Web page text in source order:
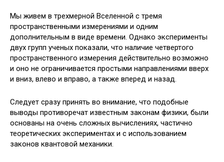
Мы живем в трехмерной Вселенной с тремя
пространственными измерениями и одним
дополнительным в виде времени. Однако эксперименты
двух групп ученых показали, что наличие четвертого
пространственного измерения действительно возможно
и оно не ограничивается простыми направлениями вверх
и вниз, влево и вправо, а также вперед и назад.
Следует сразу принять во внимание, что подобные
выводы противоречат известным законам физики, были
основаны на очень сложных вычислениях, частично
теоретических экспериментах и с использованием
законов квантовой механики.